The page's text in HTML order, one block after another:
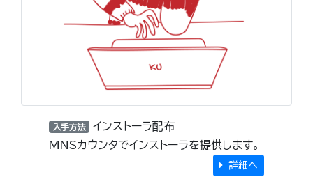
入手方法 インストーラ配布
MNSカウンタでインストーラを提供します。
詳細へ